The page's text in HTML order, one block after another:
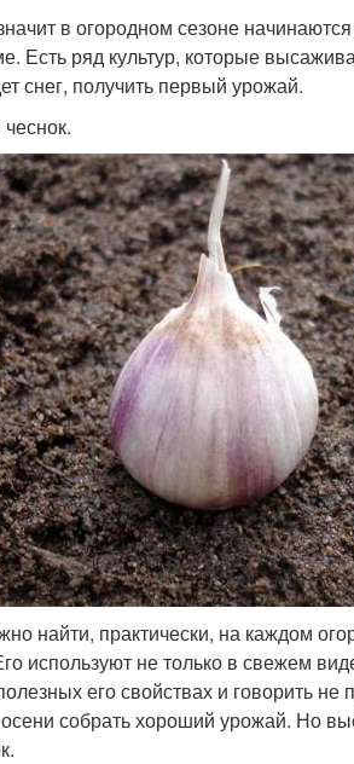
в огородном сезоне
Есть ряд культур, которые
снег, получить первый урожай.
найти, практически, на каждом
используют не только в свежем
его свойствах и говорить
собрать хороший урожай. Но